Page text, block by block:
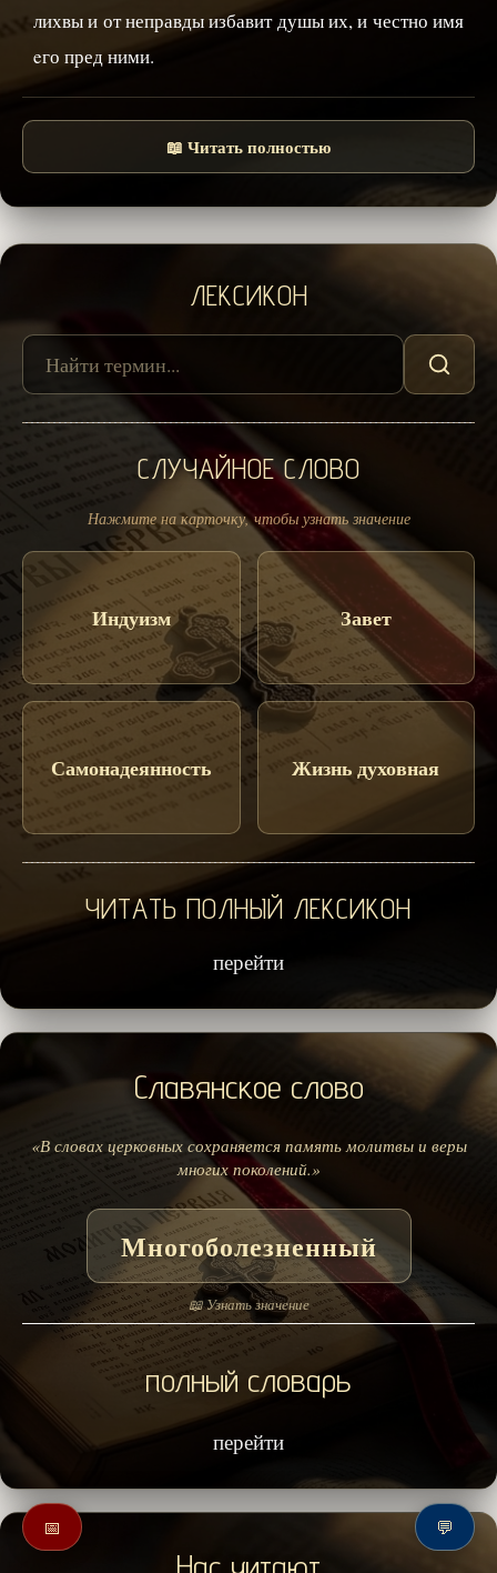
лихвы и от неправды избавит душы их, и честно имя
eго пред ними.
📖 Читать полностью
ЛЕКСИКОН
СЛУЧАЙНОЕ СЛОВО
Нажмите на карточку, чтобы узнать значение
Индуизм Завет
Самонадеянность Жизнь духовная
ЧИТАТЬ ПОЛНЫЙ ЛЕКСИКОН
перейти
Славянское слово
«В словах церковных сохраняется память молитвы и веры
многих поколений.»
Многоболезненный
📖 Узнать значение
полный словарь
перейти
📅 💬